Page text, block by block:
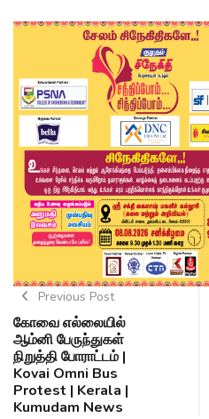
Previous Post
கோவை எல்லையில்
ஆம்னி பேருந்துகள்
நிறுத்தி போராட்டம் |
Kovai Omni Bus
Protest | Kerala |
Kumudam News